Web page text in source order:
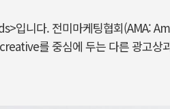
입니다. 전미마케팅협회(AMA:
를 중심에 두는 다른 광고상